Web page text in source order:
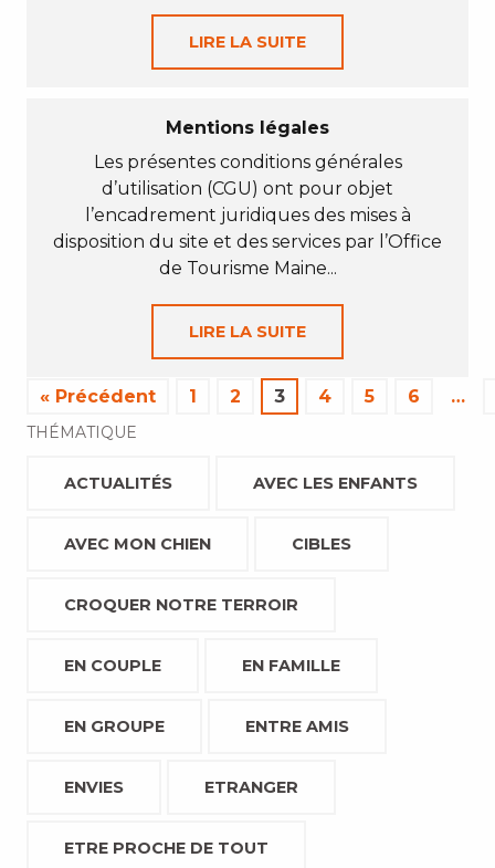
LIRE LA SUITE
Mentions légales
Les présentes conditions générales
d’utilisation (CGU) ont pour objet
l’encadrement juridiques des mises à
disposition du site et des services par l’Office
de Tourisme Maine...
LIRE LA SUITE
« Précédent 1 2 3 4 5 6 …
THÉMATIQUE
ACTUALITÉS AVEC LES ENFANTS
AVEC MON CHIEN CIBLES
CROQUER NOTRE TERROIR
EN COUPLE EN FAMILLE
EN GROUPE ENTRE AMIS
ENVIES ETRANGER
ETRE PROCHE DE TOUT